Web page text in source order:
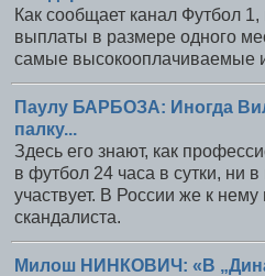
Как сообщает канал Футбол 1,
выплаты в размере одного
самые высокооплачиваемые
Паулу БАРБОЗА: Иногда
палку...
Здесь его знают, как
в футбол 24 часа в сутки, ни в
участвует. В России же к
скандалиста.
Милош НИНКОВИЧ: «В